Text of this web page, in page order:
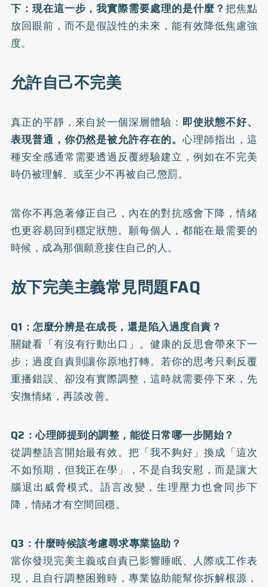
下：現在這一步，我實際需要處理的是什麼？把焦點
放回眼前，而不是假設性的未來，能有效降低焦慮強
度。
允許自己不完美
真正的平靜，來自於一個深層體驗： 即使狀態不好、
表現普通，你仍然是被允許存在的。心理師指出，這
種安全感通常需要透過反覆經驗建立，例如在不完美
時仍被理解、或至少不再被自己懲罰。
當你不再急著修正自己，內在的對抗感會下降，情緒
也更容易回到穩定狀態。願每個人，都能在最需要的
時候，成為那個願意接住自己的人。
放下完美主義常見問題FAQ
Q1：怎麼分辨是在成長，還是陷入過度自責？
關鍵看「有沒有行動出口」。健康的反思會帶來下一
步；過度自責則讓你原地打轉。若你的思考只剩反覆
重播錯誤、卻沒有實際調整，這時就需要停下來，先
安撫情緒，再談改善。
Q2：心理師提到的調整，能從日常哪一步開始？
從調整語言開始最有效。把「我不夠好」換成「這次
不如預期，但我正在學」，不是自我安慰，而是讓大
腦退出威脅模式。語言改變，生理壓力也會同步下
降，情緒才有空間回穩。
Q3：什麼時候該考慮尋求專業協助？
當你發現完美主義或自責已影響睡眠、人際或工作表
現，且自行調整困難時，專業協助能幫你拆解根源，